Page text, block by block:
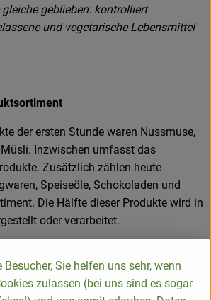
geblieben: kontrolliert
und vegetarische Lebensmittel
der ersten Stunde waren Nussmuse,
Inzwischen umfasst das
Zusätzlich zählen heute
Speiseöle, Schokoladen und
Die Hälfte dieser Produkte wird in
oder verarbeitet.
Qualität
Besucher, Sie helfen uns sehr, wenn
zulassen (bei uns sind es sogar